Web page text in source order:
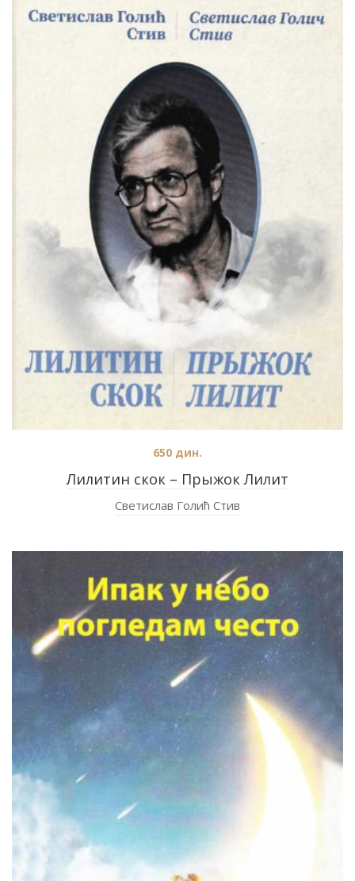
Лилитин скок – Прыжок Лилит
650 дин.
Светислав Голић Стив